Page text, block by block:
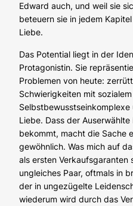
Edward auch, und weil sie
beteuern sie in jedem
Liebe.
Das Potential liegt in der
Protagonistin. Sie
Problemen von heute:
Schwierigkeiten mit
Liebe. Dass der
bekommt, macht die Sache
gewöhnlich. Was mich auf
als ersten Verkaufsgaranten
ungleiches Paar, oftmals in
der in ungezügelte
wiederum wird durch das